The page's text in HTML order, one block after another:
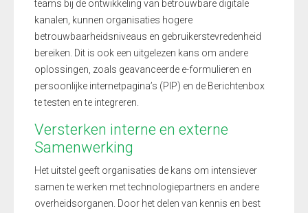
teams bij de ontwikkeling van betrouwbare digitale
kanalen, kunnen organisaties hogere
betrouwbaarheidsniveaus en gebruikerstevredenheid
bereiken. Dit is ook een uitgelezen kans om andere
oplossingen, zoals geavanceerde e-formulieren en
persoonlijke internetpagina’s (PIP) en de Berichtenbox
te testen en te integreren.
Versterken interne en externe
Samenwerking
Het uitstel geeft organisaties de kans om intensiever
samen te werken met technologiepartners en andere
overheidsorganen. Door het delen van kennis en best